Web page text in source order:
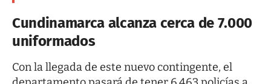
Cundinamarca alcanza cerca de 7.000
uniformados
Con la llegada de este nuevo contingente, el